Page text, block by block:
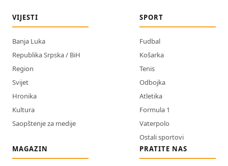
VIJESTI
Banja Luka
Republika Srpska / BiH
Region
Svijet
Hronika
Kultura
Saopštenje za medije
SPORT
Fudbal
Košarka
Tenis
Odbojka
Atletika
Formula 1
Vaterpolo
Ostali sportovi
MAGAZIN
PRATITE NAS